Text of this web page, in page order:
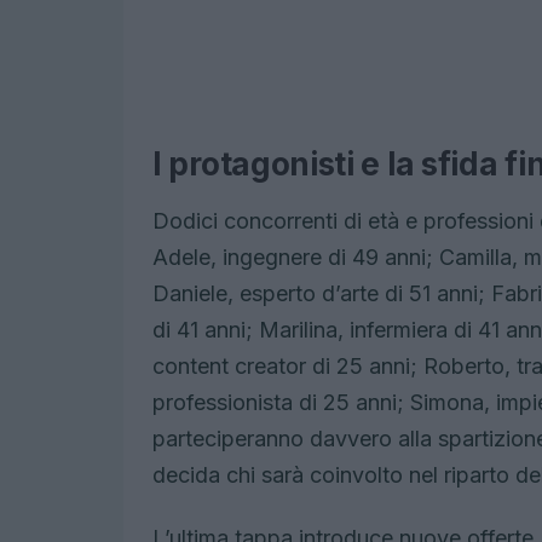
I protagonisti e la sfida
Dodici concorrenti di età e
Adele, ingegnere di 49 anni; Camilla,
Daniele, esperto d’arte di 51 anni;
di 41 anni; Marilina, infermiera di 41
content creator di 25 anni; Roberto,
professionista di 25 anni; Simona,
parteciperanno davvero alla
decida chi sarà coinvolto nel riparto